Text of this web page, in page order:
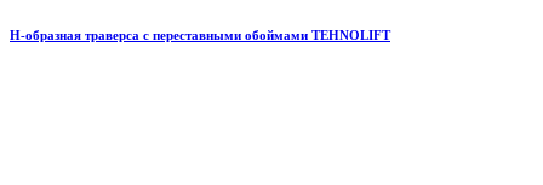
H-образная траверса с переставными обоймами TEHNOLIFT